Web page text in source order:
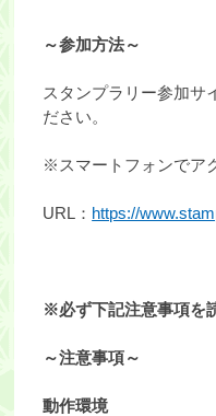
～参加方法～
スタンプラリー参加サ
ださい。
※スマートフォンでア
URL： https://
※必ず下記注意事項を
～注意事項～
動作環境